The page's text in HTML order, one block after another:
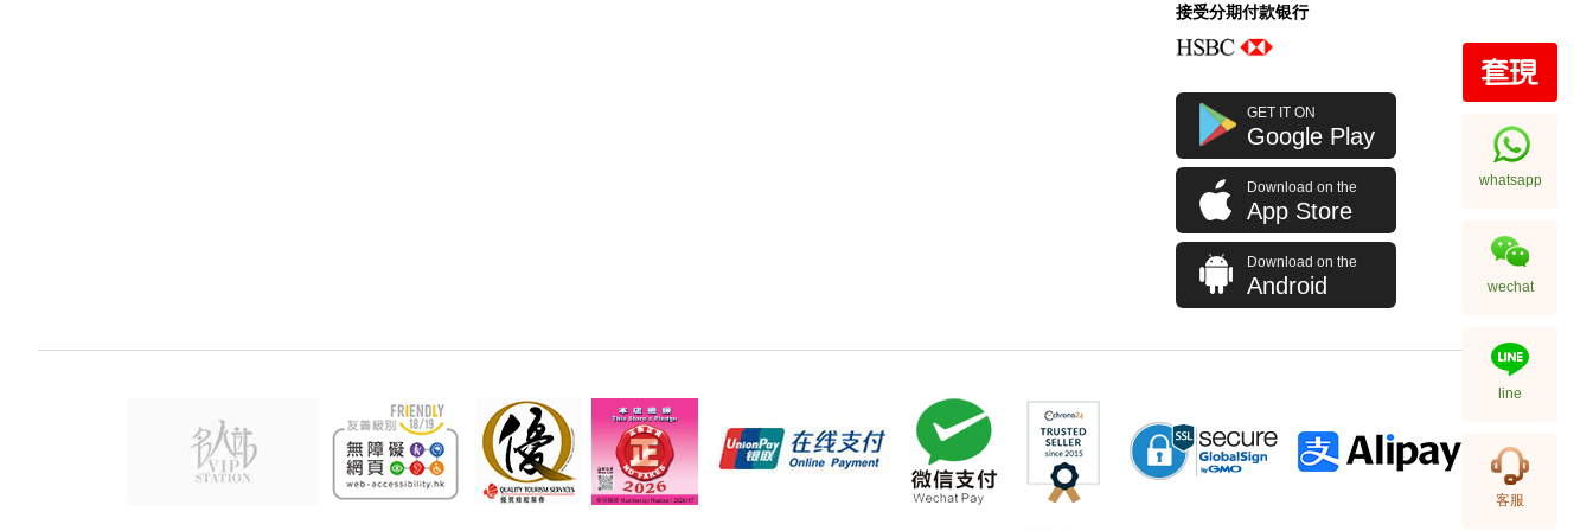
全新 Bottega Veneta 葆蝶家 银包
608563 Vcpq3 4202
短身折叠款银包
2,380.00
接受分期付款银行
GET IT ON
Google Play
Download on the
App Store
Download on the
Android
whatsapp
wechat
line
客服